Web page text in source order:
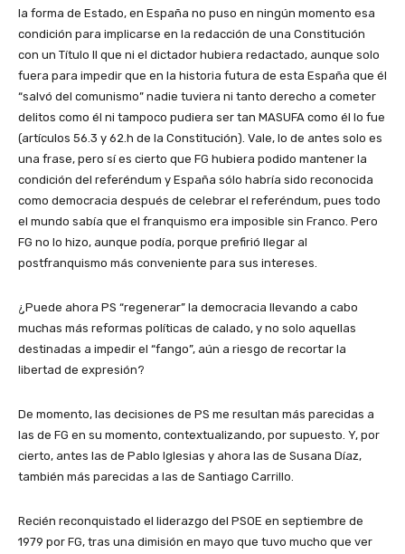
la forma de Estado, en España no puso en ningún momento esa
condición para implicarse en la redacción de una Constitución
con un Título II que ni el dictador hubiera redactado, aunque solo
fuera para impedir que en la historia futura de esta España que él
“salvó del comunismo” nadie tuviera ni tanto derecho a cometer
delitos como él ni tampoco pudiera ser tan MASUFA como él lo fue
(artículos 56.3 y 62.h de la Constitución). Vale, lo de antes solo es
una frase, pero sí es cierto que FG hubiera podido mantener la
condición del referéndum y España sólo habría sido reconocida
como democracia después de celebrar el referéndum, pues todo
el mundo sabía que el franquismo era imposible sin Franco. Pero
FG no lo hizo, aunque podía, porque prefirió llegar al
postfranquismo más conveniente para sus intereses.
¿Puede ahora PS “regenerar” la democracia llevando a cabo
muchas más reformas políticas de calado, y no solo aquellas
destinadas a impedir el “fango”, aún a riesgo de recortar la
libertad de expresión?
De momento, las decisiones de PS me resultan más parecidas a
las de FG en su momento, contextualizando, por supuesto. Y, por
cierto, antes las de Pablo Iglesias y ahora las de Susana Díaz,
también más parecidas a las de Santiago Carrillo.
Recién reconquistado el liderazgo del PSOE en septiembre de
1979 por FG, tras una dimisión en mayo que tuvo mucho que ver